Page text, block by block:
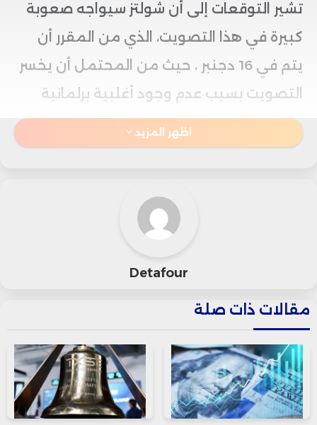
تشير التوقعات إلى أن شولتز سيواجه صعوبة
كبيرة في هذا التصويت، الذي من المقرر أن
يتم في 16 دجنبر ، حيث من المحتمل أن يخسر
التصويت بسبب عدم وجود أغلبية برلمانية
داعمة لحكومته.
السياسي التي تعيشها القوى الكبرى في أوروبا
وفي حال فشل التصويت، سيضطر شولتز إلى
السعي للحصول على موافقة الرئيس الألماني،
فرانك فالتر شتاينماير، لحل البرلمان. وعليه، يبدأ
العد التنازلي لمدة 60 يومًا، والتي خلالها يجب
إجراء انتخابات جديدة، وهو ما قد يؤدي إلى
إعادة تشكيل المشهد السياسي الألماني
اظهر المزيد
Detafour
مقالات ذات صلة